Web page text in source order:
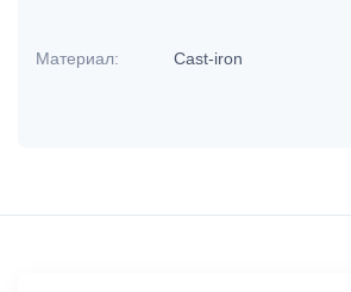
Материал: Cast-iron